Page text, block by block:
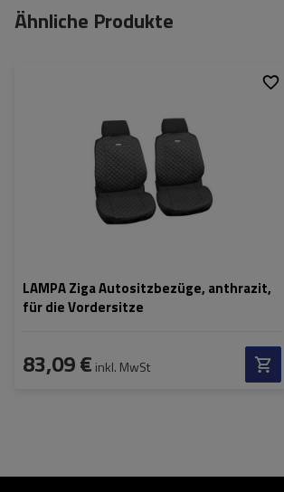
Ähnliche Produkte
LAMPA Ziga Autositzbezüge, anthrazit,
für die Vordersitze
83,09 € inkl. MwSt